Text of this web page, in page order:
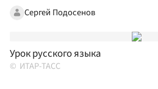
Сергей Подосенов
Урок русского языка
ИТАР-ТАСС